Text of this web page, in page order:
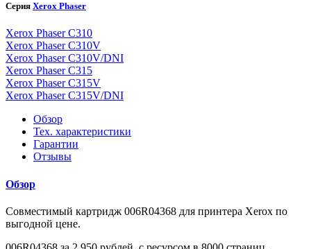
Серия Xerox Phaser
Xerox Phaser C310
Xerox Phaser C310V
Xerox Phaser C310V/DNI
Xerox Phaser C315
Xerox Phaser C315V
Xerox Phaser C315V/DNI
Обзор
Тех. характеристики
Гарантии
Отзывы
Обзор
Совместимый картридж 006R04368 для принтера Xerox по
выгодной цене.